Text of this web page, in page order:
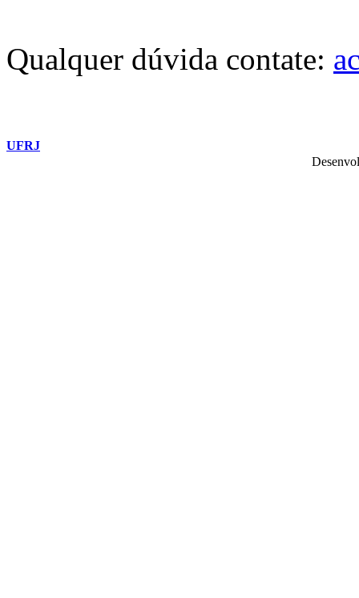
Qualquer dúvida contate:
UFRJ